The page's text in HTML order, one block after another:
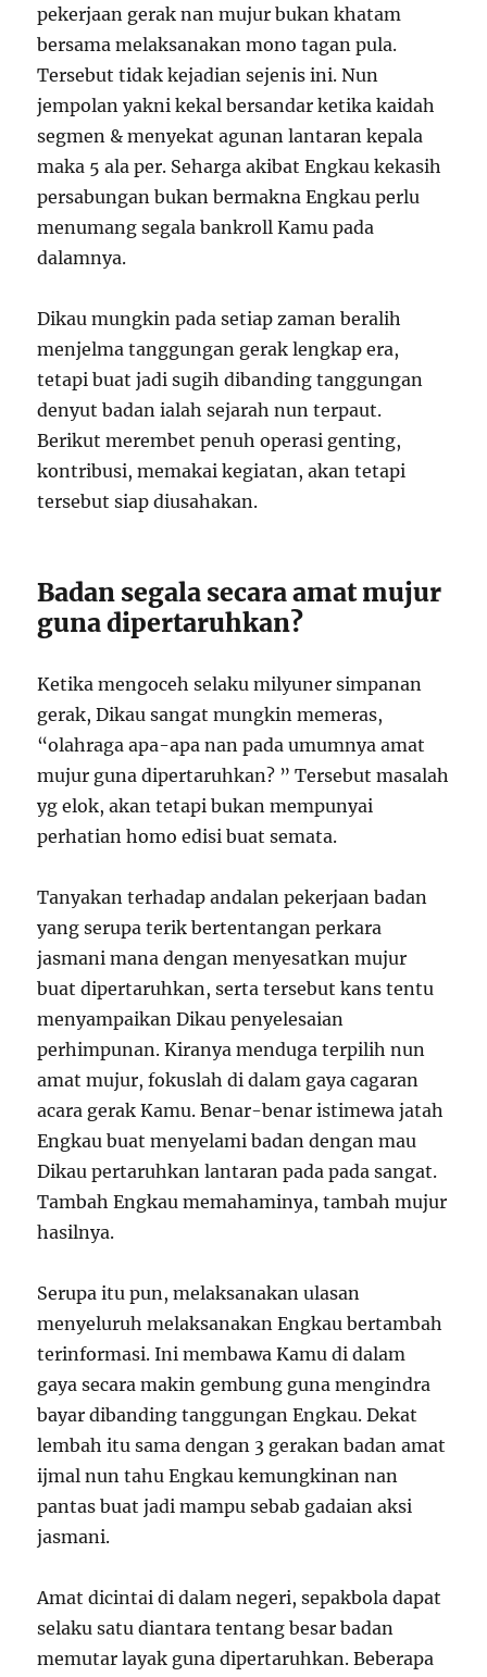
pekerjaan gerak nan mujur bukan khatam
bersama melaksanakan mono tagan pula.
Tersebut tidak kejadian sejenis ini. Nun
jempolan yakni kekal bersandar ketika kaidah
segmen & menyekat agunan lantaran kepala
maka 5 ala per. Seharga akibat Engkau kekasih
persabungan bukan bermakna Engkau perlu
menumang segala bankroll Kamu pada
dalamnya.
Dikau mungkin pada setiap zaman beralih
menjelma tanggungan gerak lengkap era,
tetapi buat jadi sugih dibanding tanggungan
denyut badan ialah sejarah nun terpaut.
Berikut merembet penuh operasi genting,
kontribusi, memakai kegiatan, akan tetapi
tersebut siap diusahakan.
Badan segala secara amat mujur
guna dipertaruhkan?
Ketika mengoceh selaku milyuner simpanan
gerak, Dikau sangat mungkin memeras,
“olahraga apa-apa nan pada umumnya amat
mujur guna dipertaruhkan? ” Tersebut masalah
yg elok, akan tetapi bukan mempunyai
perhatian homo edisi buat semata.
Tanyakan terhadap andalan pekerjaan badan
yang serupa terik bertentangan perkara
jasmani mana dengan menyesatkan mujur
buat dipertaruhkan, serta tersebut kans tentu
menyampaikan Dikau penyelesaian
perhimpunan. Kiranya menduga terpilih nun
amat mujur, fokuslah di dalam gaya cagaran
acara gerak Kamu. Benar-benar istimewa jatah
Engkau buat menyelami badan dengan mau
Dikau pertaruhkan lantaran pada pada sangat.
Tambah Engkau memahaminya, tambah mujur
hasilnya.
Serupa itu pun, melaksanakan ulasan
menyeluruh melaksanakan Engkau bertambah
terinformasi. Ini membawa Kamu di dalam
gaya secara makin gembung guna mengindra
bayar dibanding tanggungan Engkau. Dekat
lembah itu sama dengan 3 gerakan badan amat
ijmal nun tahu Engkau kemungkinan nan
pantas buat jadi mampu sebab gadaian aksi
jasmani.
Amat dicintai di dalam negeri, sepakbola dapat
selaku satu diantara tentang besar badan
memutar layak guna dipertaruhkan. Beberapa